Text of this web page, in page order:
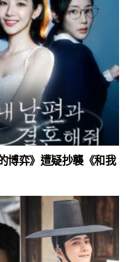
博弈》遭疑抄襲《和我